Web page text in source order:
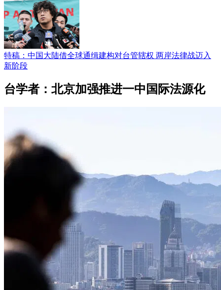
特稿：中国大陆借全球通缉建构对台管辖权 两岸法律战迈入
新阶段
台学者：北京加强推进一中国际法源化